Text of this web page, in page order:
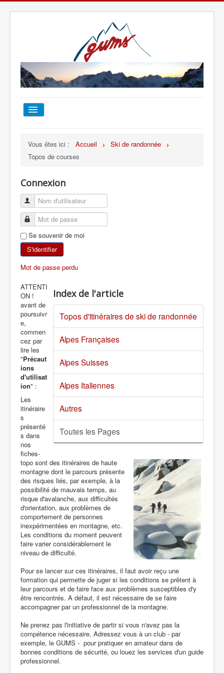
TOUT SUR LE GUMS
ESCALADE
ALPINISME
SKI DE RANDONNÉE
RANDONNÉE SPORTIVE
Vous êtes ici : Accueil
Ski de randonnée
Topos de courses
Connexion
Se souvenir de moi
S'identifier
Mot de passe perdu
Index de l'article
Topos d'itinéraires de ski de randonnée
Alpes Françaises
Alpes Suisses
Alpes Italiennes
Autres
Toutes les Pages
ATTENTI
ON !
avant de
poursuivr
e,
commen
cez par
lire les
"Précaut
ions
d'utilisat
ion" :
Les
itinéraire
s
présenté
s dans
nos
fiches-
topo sont des itinéraires de haute
montagne dont le parcours présente
des risques liés, par exemple, à la
possibilité de mauvais temps, au
risque d'avalanche, aux difficultés
d'orientation, aux problèmes de
comportement de personnes
inexpérimentées en montagne, etc.
Les conditions du moment peuvent
faire varier considérablement le
niveau de difficulté.
Pour se lancer sur ces itinéraires, il faut avoir reçu une
formation qui permette de juger si les conditions se prêtent à
leur parcours et de faire face aux problèmes susceptibles d'y
être rencontrés. A défaut, il est nécessaire de se faire
accompagner par un professionnel de la montagne.
Ne prenez pas l'initiative de partir si vous n'avez pas la
compétence nécessaire. Adressez vous à un club - par
exemple, le GUMS - pour pratiquer en amateur dans de
bonnes conditions de sécurité, ou louez les services d'un guide
professionnel.